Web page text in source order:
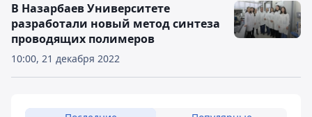
10:00, 21 декабря 2022
В Назарбаев Университете
разработали новый метод синтеза
проводящих полимеров